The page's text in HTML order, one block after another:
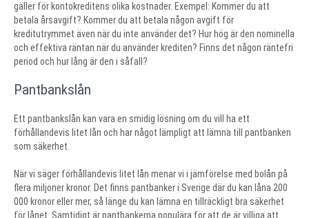
gäller för kontokreditens olika kostnader. Exempel: Kommer du att
betala årsavgift? Kommer du att betala någon avgift för
kreditutrymmet även när du inte använder det? Hur hög är den nominella
och effektiva räntan när du använder krediten? Finns det någon räntefri
period och hur lång är den i såfall?
Pantbankslån
Ett pantbankslån kan vara en smidig lösning om du vill ha ett
förhållandevis litet lån och har något lämpligt att lämna till pantbanken
som säkerhet.
När vi säger förhållandevis litet lån menar vi i jämförelse med bolån på
flera miljoner kronor. Det finns pantbanker i Sverige där du kan låna 200
000 kronor eller mer, så länge du kan lämna en tillräckligt bra säkerhet
för lånet. Samtidigt är pantbankerna populära för att de är villiga att